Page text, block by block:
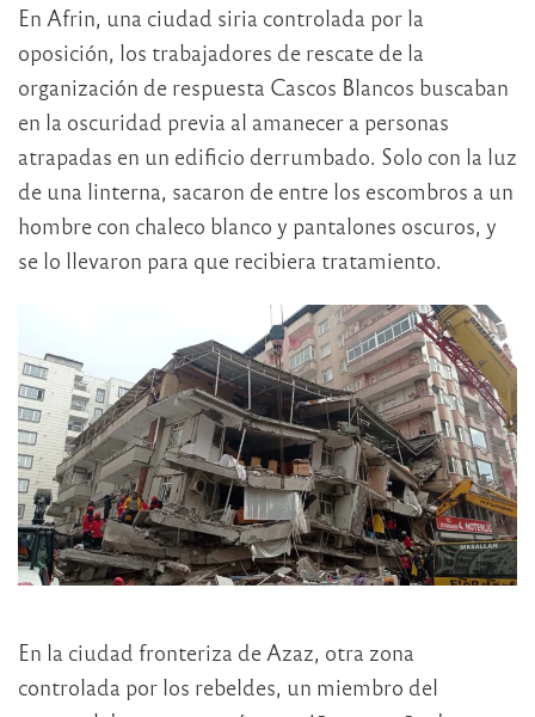
En Afrin, una ciudad siria controlada por la
oposición, los trabajadores de rescate de la
organización de respuesta Cascos Blancos buscaban
en la oscuridad previa al amanecer a personas
atrapadas en un edificio derrumbado. Solo con la luz
de una linterna, sacaron de entre los escombros a un
hombre con chaleco blanco y pantalones oscuros, y
se lo llevaron para que recibiera tratamiento.
En la ciudad fronteriza de Azaz, otra zona
controlada por los rebeldes, un miembro del